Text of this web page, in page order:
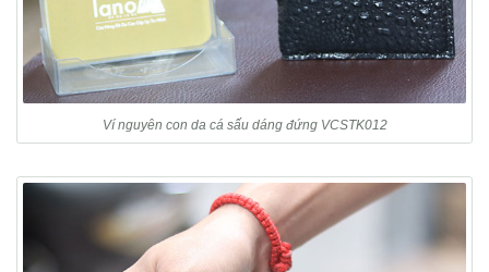
Ví nguyên con da cá sấu dáng đứng VCSTK012